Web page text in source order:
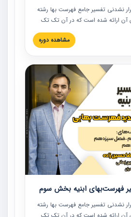
نشدنی تفسیر جامع فهرست بها رشته
آن ارائه شده است که در آن تک تک
بها تفسیر و ارائه شده است. این
بوده و به همراه تصاویر عملیات
مدیر پروژه مهندسی
بها رشته ابنیه ارائه شده و به تمام
صنعت ساخت در حال فعالیت هستند حتما
این دوره استفاده نمایند.
مشاهده دوره
فهرست‌بهای ابنیه بخش سوم
نشدنی تفسیر جامع فهرست بها رشته